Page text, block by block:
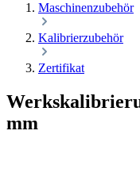
Maschinenzubehör
Kalibrierzubehör
Zertifikat
mm